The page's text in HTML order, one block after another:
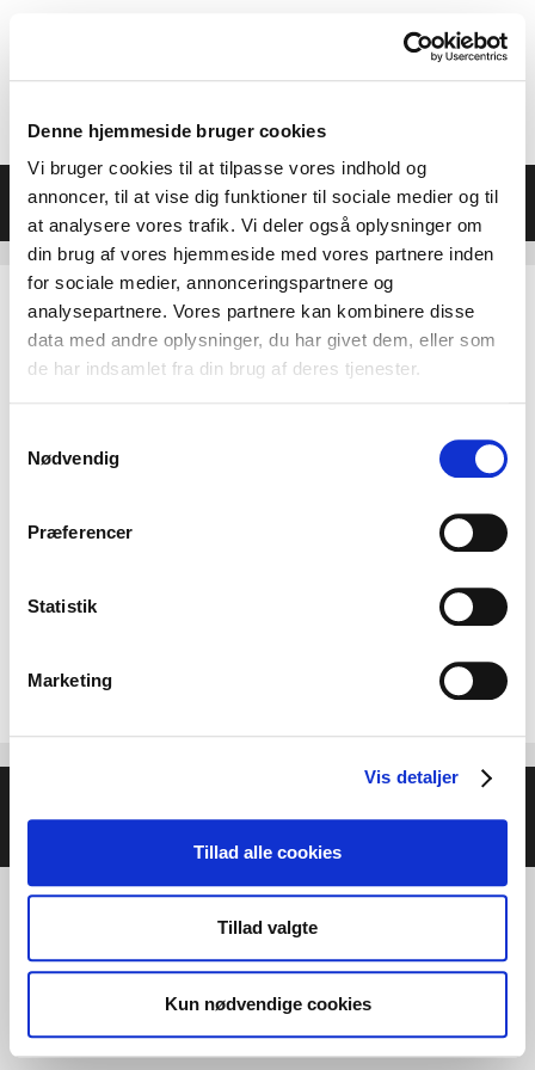
Denne hjemmeside bruger cookies
Vi bruger cookies til at tilpasse vores indhold og
annoncer, til at vise dig funktioner til sociale medier og til
at analysere vores trafik. Vi deler også oplysninger om
din brug af vores hjemmeside med vores partnere inden
for sociale medier, annonceringspartnere og
analysepartnere. Vores partnere kan kombinere disse
data med andre oplysninger, du har givet dem, eller som
de har indsamlet fra din brug af deres tjenester.
Nødvendig
Præferencer
Statistik
Marketing
Vis detaljer
Tillad alle cookies
Tillad valgte
Kun nødvendige cookies
indhold
Menu